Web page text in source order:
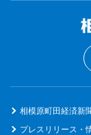
相模原町田経済新
プレスリリース・